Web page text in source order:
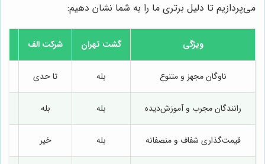
می‌پردازیم تا دلیل برتری ما را به شما نشان دهیم:
ویژگی گشت تهران شرکت الف
ناوگان مجهز و متنوع بله تا حدی
رانندگان مجرب و آموزش‌دیده بله بله
قیمت‌گذاری شفاف و منصفانه بله خیر